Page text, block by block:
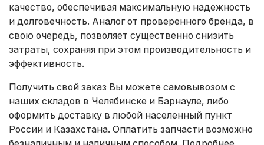
качество, обеспечивая максимальную надежность
и долговечность. Аналог от проверенного бренда, в
свою очередь, позволяет существенно снизить
затраты, сохраняя при этом производительность и
эффективность.
Получить свой заказ Вы можете самовывозом с
наших складов в Челябинске и Барнауле, либо
оформить доставку в любой населенный пункт
России и Казахстана. Оплатить запчасти возможно